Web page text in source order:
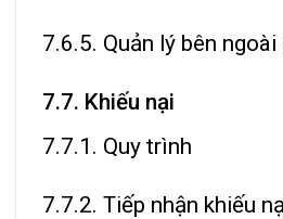
7.6.5. Quản lý bên
7.7. Khiếu nại
7.7.1. Quy trình
7.7.2. Tiếp nhận khiếu